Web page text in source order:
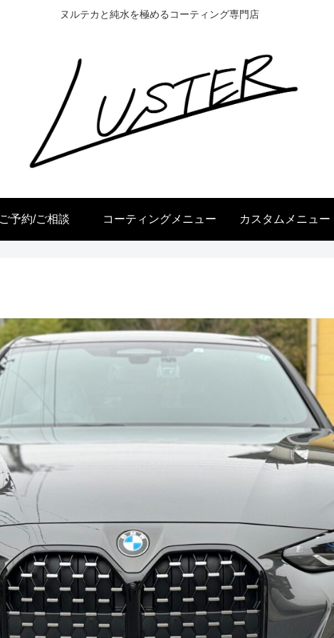
ヌルテカと純水を極めるコーティング専門店
予約/ご相談 コーティングメニュー カスタムメニュー